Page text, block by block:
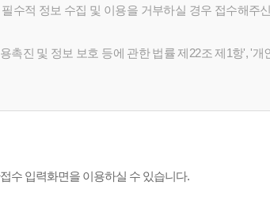
수적 정보 수집 및 이용을 거부하실 경우 접수해주
진 및 정보 보호 등에 관한 법률 제22조 제1항', '
수 입력화면을 이용하실 수 있습니다.